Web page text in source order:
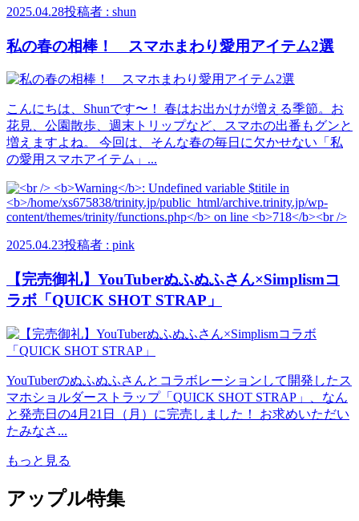
2025.04.28投稿者 : shun
私の春の相棒！ スマホまわり愛用アイテム2選
こんにちは、Shunです〜！ 春はお出かけが増える季節。お
花見、公園散歩、週末トリップなど、スマホの出番もグンと
増えますよね。 今回は、そんな春の毎日に欠かせない「私
の愛用スマホアイテム」...
2025.04.23投稿者 : pink
【完売御礼】YouTuberぬふぬふさん×Simplismコ
ラボ「QUICK SHOT STRAP」
YouTuberのぬふぬふさんとコラボレーションして開発したス
マホショルダーストラップ「QUICK SHOT STRAP」、なん
と発売日の4月21日（月）に完売しました！ お求めいただい
たみなさ...
もっと見る
アップル特集